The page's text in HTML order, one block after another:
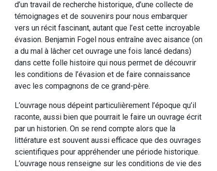
d’un travail de recherche historique, d’une collecte de
témoignages et de souvenirs pour nous embarquer
vers un récit fascinant, autant que l’est cette incroyable
évasion. Benjamin Fogel nous entraîne avec aisance (on
a du mal à lâcher cet ouvrage une fois lancé dedans)
dans cette folle histoire qui nous permet de découvrir
les conditions de l’évasion et de faire connaissance
avec les compagnons de ce grand-père.
L’ouvrage nous dépeint particulièrement l’époque qu’il
raconte, aussi bien que pourrait le faire un ouvrage écrit
par un historien. On se rend compte alors que la
littérature est souvent aussi efficace que des ouvrages
scientifiques pour appréhender une période historique.
L’ouvrage nous renseigne sur les conditions de vie des